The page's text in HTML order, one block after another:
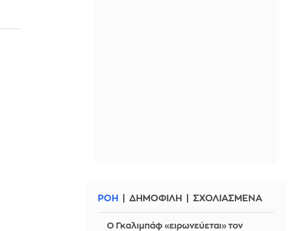
ΡΟΗ ΔΗΜΟΦΙΛΗ ΣΧΟΛΙΑΣΜΕΝΑ
Ο Γκαλιμπάφ «ειρωνεύεται» τον